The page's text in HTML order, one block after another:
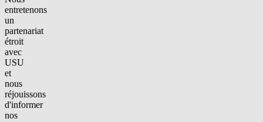
entretenons
un
partenariat
étroit
avec
USU
et
nous
réjouissons
d'informer
nos